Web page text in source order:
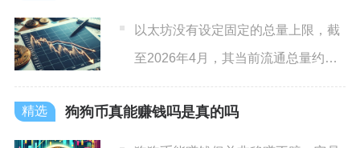
以太坊没有设定固定的总量上限，截
至2026年4月，其当前流通总量约为
1.215亿枚ETH，
狗狗币真能赚钱吗是真的吗